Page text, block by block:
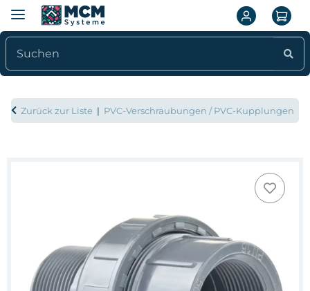
Zurück zur Liste PVC-Verschraubungen / PVC-Kupplungen